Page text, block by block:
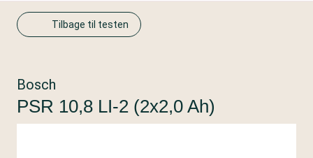
Tilbage til testen
Bosch
PSR 10,8 LI-2 (2x2,0 Ah)